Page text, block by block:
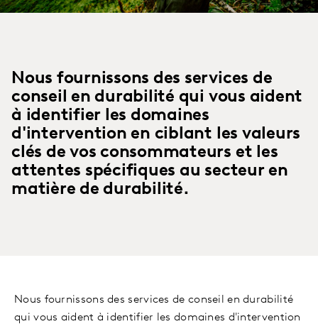
Nous fournissons des services de
conseil en durabilité qui vous aident
à identifier les domaines
d'intervention en ciblant les valeurs
clés de vos consommateurs et les
attentes spécifiques au secteur en
matière de durabilité.
Nous fournissons des services de conseil en durabilité
qui vous aident à identifier les domaines d'intervention